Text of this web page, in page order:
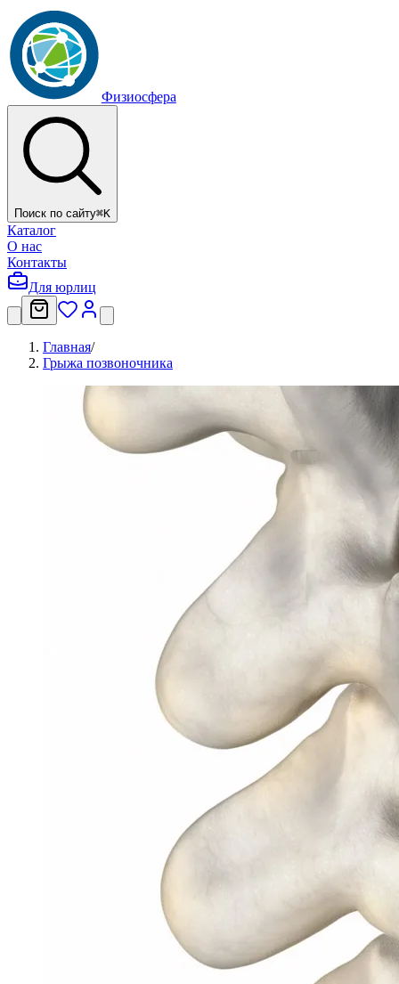
Физиосфера
Поиск по сайту⌘K
Каталог
О нас
Контакты
Для юрлиц
Главная/
Грыжа позвоночника